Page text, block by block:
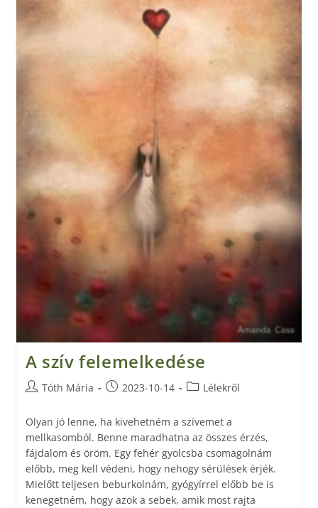
A szív felemelkedése
Tóth Mária 2023-10-14 Lélekről
Olyan jó lenne, ha kivehetném a szívemet a
mellkasomból. Benne maradhatna az összes érzés,
fájdalom és öröm. Egy fehér gyolcsba csomagolnám
előbb, meg kell védeni, hogy nehogy sérülések érjék.
Mielőtt teljesen beburkolnám, gyógyírrel előbb be is
kenegetném, hogy azok a sebek, amik most rajta